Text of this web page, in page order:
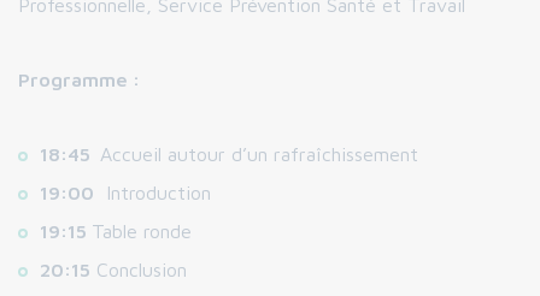
Professionnelle, Service Prévention Santé et Travail
Programme :
18:45 Accueil autour d’un rafraîchissement
19:00 Introduction
19:15 Table ronde
20:15 Conclusion